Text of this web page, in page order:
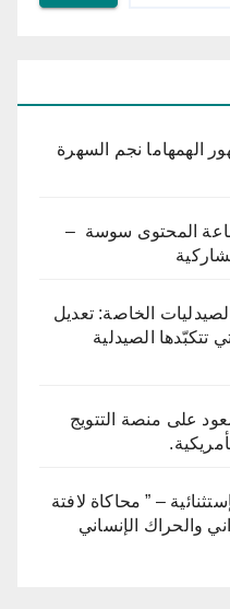
الهمهاما نجم السهرة
المحتوى سوسة –
الخاصة: تعديل
تتكبّدها الصيدلية
على منصة التتويج
– ” محاكاة لافتة
والحراك الإنساني